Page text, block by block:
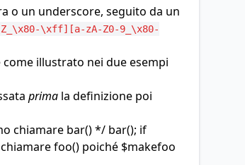
o un underscore, seguito da un
\xff][a-zA-Z0-9_\x80-
illustrato nei due esempi
prima la definizione poi
chiamare bar() */ bar(); if
foo() poiché $makefoo